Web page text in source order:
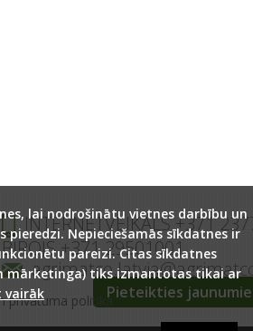
Pieteikties
INTERNETVEIKALS +371
BIROJS +371 29501001
privātuma politika
lai nodrošinātu vietnes darbību un
pieredzi. Nepieciešamās sīkdatnes ir
pareizi. Citas sīkdatnes
mārketinga) tiks izmantotas tikai ar
vairāk